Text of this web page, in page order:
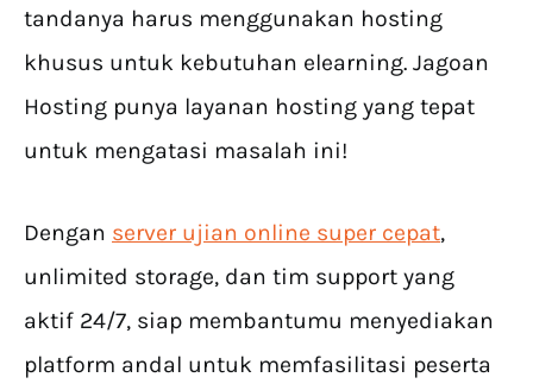
tandanya harus menggunakan hosting
khusus untuk kebutuhan elearning. Jagoan
Hosting punya layanan hosting yang tepat
untuk mengatasi masalah ini!
Dengan server ujian online super cepat,
unlimited storage, dan tim support yang
aktif 24/7, siap membantumu menyediakan
platform andal untuk memfasilitasi peserta